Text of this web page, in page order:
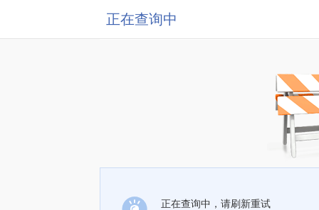
正在查询中
正在查询中，请刷新重试